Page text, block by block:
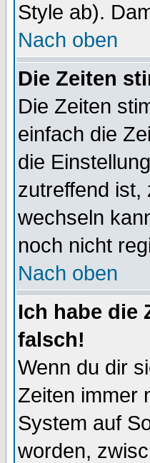
Style ab).
Nach oben
Die Zeiten
Die Zeiten
einfach die
die
zutreffend ist,
wechseln
noch nicht
Nach oben
Ich habe die
falsch!
Wenn du dir
Zeiten immer
System auf
worden,